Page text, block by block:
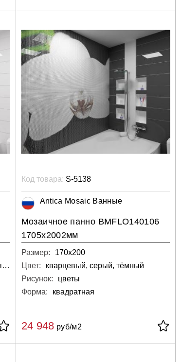
кварцевый, белый, светло-серый, серебряный
Код товара: S-5138
Antica Mosaic Ванные
Мозаичное панно BMFLO140106
1705х2002мм
Размер:
170х200
Цвет:
кварцевый, серый, тёмный
Рисунок:
цветы
Форма:
квадратная
24 948 руб/м2